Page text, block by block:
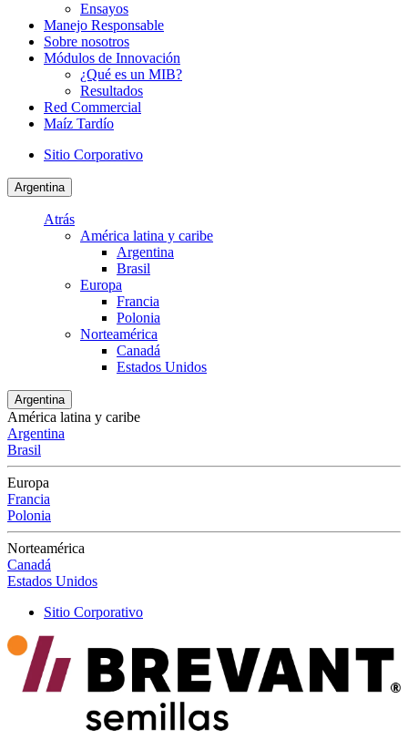
Ensayos
Manejo Responsable
Sobre nosotros
Módulos de Innovación
¿Qué es un MIB?
Resultados
Red Commercial
Maíz Tardío
Sitio Corporativo
Argentina
Atrás
América latina y caribe
Argentina
Brasil
Europa
Francia
Polonia
Norteamérica
Canadá
Estados Unidos
Argentina
América latina y caribe
Argentina
Brasil
Europa
Francia
Polonia
Norteamérica
Canadá
Estados Unidos
Sitio Corporativo